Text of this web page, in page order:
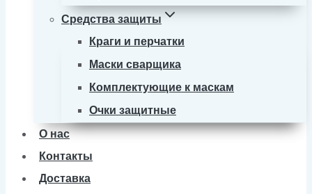
Средства защиты
Краги и перчатки
Маски сварщика
Комплектующие к маскам
Очки защитные
О нас
Контакты
Доставка